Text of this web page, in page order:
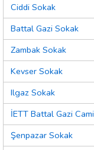
Ciddi Sokak
Battal Gazi Sokak
Zambak Sokak
Kevser Sokak
Ilgaz Sokak
İETT Battal Gazi
Şenpazar Sokak